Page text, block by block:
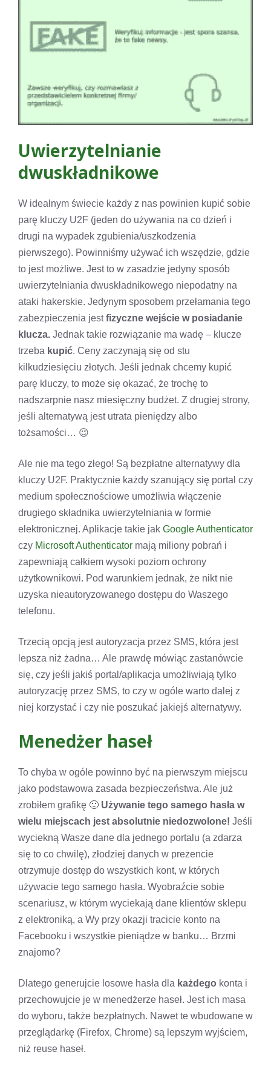
Uwierzytelnianie
dwuskładnikowe
W idealnym świecie każdy z nas powinien kupić sobie
parę kluczy U2F (jeden do używania na co dzień i
drugi na wypadek zgubienia/uszkodzenia
pierwszego). Powinniśmy używać ich wszędzie, gdzie
to jest możliwe. Jest to w zasadzie jedyny sposób
uwierzytelniania dwuskładnikowego niepodatny na
ataki hakerskie. Jedynym sposobem przełamania tego
zabezpieczenia jestfizyczne wejście w posiadanie
klucza. Jednak takie rozwiązanie ma wadę – klucze
trzeba kupić. Ceny zaczynają się od stu
kilkudziesięciu złotych. Jeśli jednak chcemy kupić
parę kluczy, to może się okazać, że trochę to
nadszarpnie nasz miesięczny budżet. Z drugiej strony,
jeśli alternatywą jest utrata pieniędzy albo
tożsamości… 😉
Ale nie ma tego złego! Są bezpłatne alternatywy dla
kluczy U2F. Praktycznie każdy szanujący się portal czy
medium społecznościowe umożliwia włączenie
drugiego składnika uwierzytelniania w formie
elektronicznej. Aplikacje takie jak Google Authenticator
czy Microsoft Authenticator mają miliony pobrań i
zapewniają całkiem wysoki poziom ochrony
użytkownikowi. Pod warunkiem jednak, że nikt nie
uzyska nieautoryzowanego dostępu do Waszego
telefonu.
Trzecią opcją jest autoryzacja przez SMS, która jest
lepsza niż żadna… Ale prawdę mówiąc zastanówcie
się, czy jeśli jakiś portal/aplikacja umożliwiają tylko
autoryzację przez SMS, to czy w ogóle warto dalej z
niej korzystać i czy nie poszukać jakiejś alternatywy.
Menedżer haseł
To chyba w ogóle powinno być na pierwszym miejscu
jako podstawowa zasada bezpieczeństwa. Ale już
zrobiłem grafikę 🙂 Używanie tego samego hasła w
wielu miejscach jest absolutnie niedozwolone! Jeśli
wyciekną Wasze dane dla jednego portalu (a zdarza
się to co chwilę), złodziej danych w prezencie
otrzymuje dostęp do wszystkich kont, w których
używacie tego samego hasła. Wyobraźcie sobie
scenariusz, w którym wyciekają dane klientów sklepu
z elektroniką, a Wy przy okazji tracicie konto na
Facebooku i wszystkie pieniądze w banku… Brzmi
znajomo?
Dlatego generujcie losowe hasła dla każdego konta i
przechowujcie je w menedżerze haseł. Jest ich masa
do wyboru, także bezpłatnych. Nawet te wbudowane w
przeglądarkę (Firefox, Chrome) są lepszym wyjściem,
niż reuse haseł.